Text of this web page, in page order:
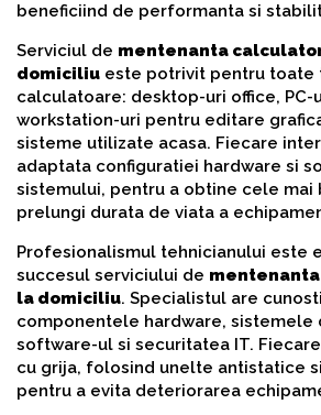
beneficiind de performanta si
Serviciul de mentenanta
domiciliu este potrivit pentru toate
calculatoare: desktop-uri office, PC-
workstation-uri pentru editare
sisteme utilizate acasa. Fiecare
adaptata configuratiei hardware si
sistemului, pentru a obtine cele mai
prelungi durata de viata a
Profesionalismul tehnicianului este
succesul serviciului de
la domiciliu. Specialistul are
componentele hardware, sistemele
software-ul si securitatea IT.
cu grija, folosind unelte antistatice
pentru a evita deteriorarea